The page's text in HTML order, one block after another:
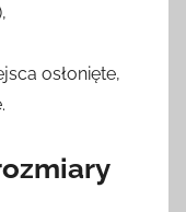
osłonięte,